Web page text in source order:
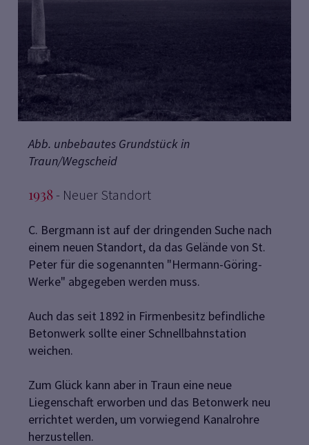
Abb. unbebautes Grundstück in
Traun/Wegscheid
1938 - Neuer Standort
C. Bergmann ist auf der dringenden Suche nach
einem neuen Standort, da das Gelände von St.
Peter für die sogenannten "Hermann-Göring-
Werke" abgegeben werden muss.
Auch das seit 1892 in Firmenbesitz befindliche
Betonwerk sollte einer Schnellbahnstation
weichen.
Zum Glück kann aber in Traun eine neue
Liegenschaft erworben und das Betonwerk neu
errichtet werden, um vorwiegend Kanalrohre
herzustellen.